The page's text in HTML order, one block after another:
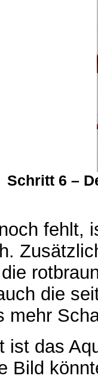
Schritt 6 –
fehlt,
die
mehr
ist das
Bild